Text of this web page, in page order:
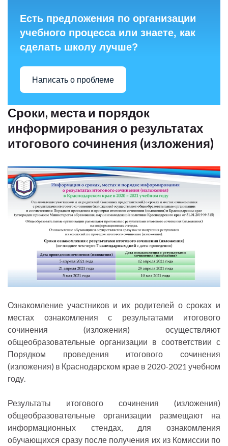
Есть предложения по организации
учебного процесса или знаете, как
сделать школу лучше?
Написать о проблеме
Сроки, места и порядок
информирования о результатах
итогового сочинения (изложения)
Ознакомление участников и их родителей о сроках и
местах ознакомления с результатами итогового
сочинения (изложения) осуществляют
общеобразовательные организации в соответствии с
Порядком проведения итогового сочинения
(изложения) в Краснодарском крае в 2020-2021 учебном
году.
Результаты итогового сочинения (изложения)
общеобразовательные организации размещают на
информационных стендах, для ознакомления
обучающихся сразу после получения их из Комиссии по